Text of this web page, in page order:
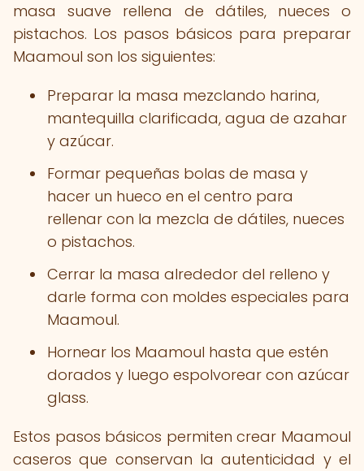
masa suave rellena de dátiles, nueces o
pistachos. Los pasos básicos para preparar
Maamoul son los siguientes:
Preparar la masa mezclando harina,
mantequilla clarificada, agua de azahar
y azúcar.
Formar pequeñas bolas de masa y
hacer un hueco en el centro para
rellenar con la mezcla de dátiles, nueces
o pistachos.
Cerrar la masa alrededor del relleno y
darle forma con moldes especiales para
Maamoul.
Hornear los Maamoul hasta que estén
dorados y luego espolvorear con azúcar
glass.
Estos pasos básicos permiten crear Maamoul
caseros que conservan la autenticidad y el